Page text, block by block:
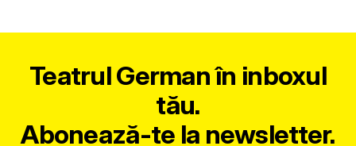
Teatrul German în inboxul
tău.
Abonează-te la newsletter.